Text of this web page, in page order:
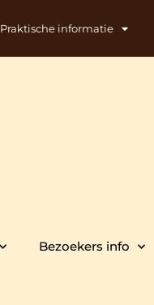
Praktische informatie
Bezoekers info